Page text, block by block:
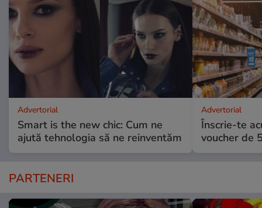
Advertorial
Smart is the new chic: Cum ne
ajută tehnologia să ne reinventăm
Advertorial
Înscrie-te
voucher de
PARTENERI